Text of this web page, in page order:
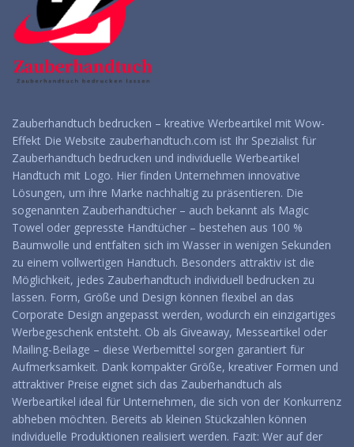
Zauberhandtuch bedrucken – kreative Werbeartikel mit Wow-
Effekt Die Website zauberhandtuch.com ist Ihr Spezialist für
Zauberhandtuch bedrucken und individuelle Werbeartikel
Handtuch mit Logo. Hier finden Unternehmen innovative
Lösungen, um ihre Marke nachhaltig zu präsentieren. Die
sogenannten Zauberhandtücher – auch bekannt als Magic
Towel oder gepresste Handtücher – bestehen aus 100 %
Baumwolle und entfalten sich im Wasser in wenigen Sekunden
zu einem vollwertigen Handtuch. Besonders attraktiv ist die
Möglichkeit, jedes Zauberhandtuch individuell bedrucken zu
lassen. Form, Größe und Design können flexibel an das
Corporate Design angepasst werden, wodurch ein einzigartiges
Werbegeschenk entsteht. Ob als Giveaway, Messeartikel oder
Mailing-Beilage – diese Werbemittel sorgen garantiert für
Aufmerksamkeit. Dank kompakter Größe, kreativer Formen und
attraktiver Preise eignet sich das Zauberhandtuch als
Werbeartikel ideal für Unternehmen, die sich von der Konkurrenz
abheben möchten. Bereits ab kleinen Stückzahlen können
individuelle Produktionen realisiert werden. Fazit: Wer auf der